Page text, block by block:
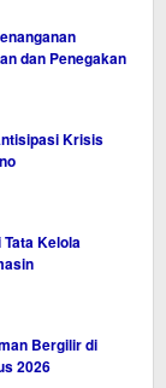
dan Penegakan
Krisis
Kelola
Bergilir di
2026